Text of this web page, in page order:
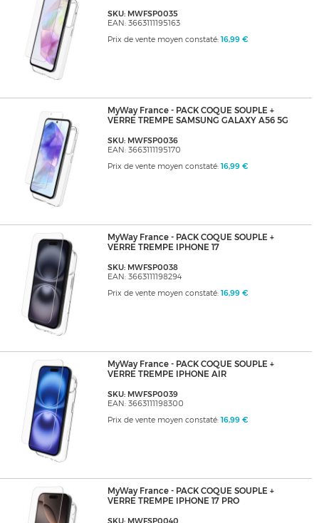
SKU: MWFSP0035
EAN: 3663111195163
Prix de vente moyen constaté: 16,99 €
MyWay France - PACK COQUE SOUPLE +
VERRE TREMPE SAMSUNG GALAXY A56 5G
SKU: MWFSP0036
EAN: 3663111195170
Prix de vente moyen constaté: 16,99 €
MyWay France - PACK COQUE SOUPLE +
VERRE TREMPE IPHONE 17
SKU: MWFSP0038
EAN: 3663111198294
Prix de vente moyen constaté: 16,99 €
MyWay France - PACK COQUE SOUPLE +
VERRE TREMPE IPHONE AIR
SKU: MWFSP0039
EAN: 3663111198300
Prix de vente moyen constaté: 16,99 €
MyWay France - PACK COQUE SOUPLE +
VERRE TREMPE IPHONE 17 PRO